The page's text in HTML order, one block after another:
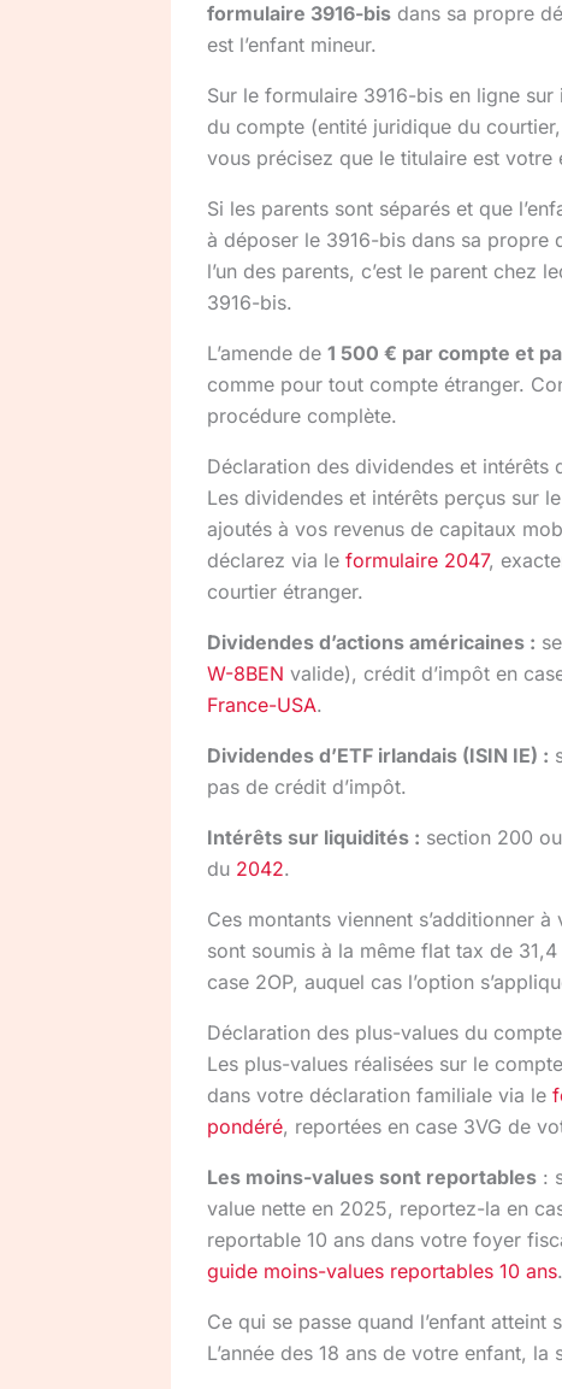
formulaire 3916-bis dans sa propre
est l’enfant mineur.
Sur le formulaire 3916-bis en ligne
du compte (entité juridique du
vous précisez que le titulaire est
Si les parents sont séparés et que
à déposer le 3916-bis dans sa propre
l’un des parents, c’est le parent chez
3916-bis.
L’amende de 1 500 € par compte et
comme pour tout compte étranger.
procédure complète.
Déclaration des dividendes et intérêts
Les dividendes et intérêts perçus sur
ajoutés à vos revenus de capitaux
déclarez via le formulaire 2047,
courtier étranger.
Dividendes d’actions américaines :
W-8BEN valide), crédit d’impôt en
France-USA.
Dividendes d’ETF irlandais (ISIN IE) :
pas de crédit d’impôt.
Intérêts sur liquidités : section 200
du 2042.
Ces montants viennent s’additionner
sont soumis à la même flat tax de
case 2OP, auquel cas l’option
Déclaration des plus-values du
Les plus-values réalisées sur le
dans votre déclaration familiale via le
pondéré, reportées en case 3VG de
Les moins-values sont reportables :
value nette en 2025, reportez-la en
reportable 10 ans dans votre foyer
guide moins-values reportables 10 ans.
Ce qui se passe quand l’enfant atteint
L’année des 18 ans de votre enfant,